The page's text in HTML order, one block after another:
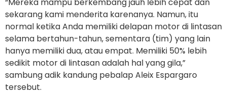
sekarang kami menderita karenanya. Namun, itu
normal ketika Anda memiliki delapan motor di lintasan
selama bertahun-tahun, sementara (tim) yang lain
hanya memiliki dua, atau empat. Memiliki 50% lebih
sedikit motor di lintasan adalah hal yang gila,”
sambung adik kandung pebalap Aleix Espargaro
tersebut.